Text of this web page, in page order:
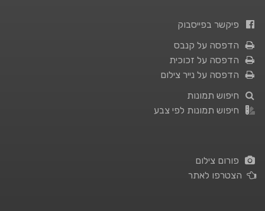
פיקשר בפייסבוק
הדפסה על קנבס
הדפסה על זכוכית
הדפסה על נייר צילום
חיפוש תמונות
חיפוש תמונות לפי צבע
פורום צילום
הצטרפו לאתר